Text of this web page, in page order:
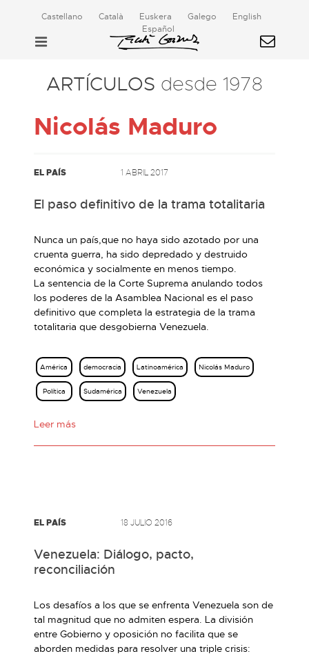
Castellano Català Euskera Galego
English
Español
ARTÍCULOS desde 1978
Nicolás Maduro
EL PAÍS 1 ABRIL 2017
El paso definitivo de la trama totalitaria
Nunca un país,que no haya sido azotado por una
cruenta guerra, ha sido depredado y destruido
económica y socialmente en menos tiempo.
La sentencia de la Corte Suprema anulando todos
los poderes de la Asamblea Nacional es el paso
definitivo que completa la estrategia de la trama
totalitaria que desgobierna Venezuela.
América democracia Latinoamérica Nicolás Maduro
Política Sudamérica Venezuela
Leer más
EL PAÍS 18 JULIO 2016
Venezuela: Diálogo, pacto,
reconciliación
Los desafíos a los que se enfrenta Venezuela son de
tal magnitud que no admiten espera. La división
entre Gobierno y oposición no facilita que se
aborden medidas para resolver una triple crisis: